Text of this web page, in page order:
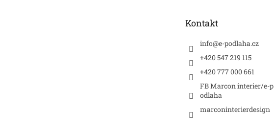
Kontakt
info@e-podlaha.cz
+420 547 219 115
+420 777 000 661
FB Marcon interier/e-p
odlaha
marconinterierdesign